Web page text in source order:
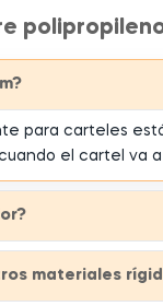
para carteles
el cartel va
materiales